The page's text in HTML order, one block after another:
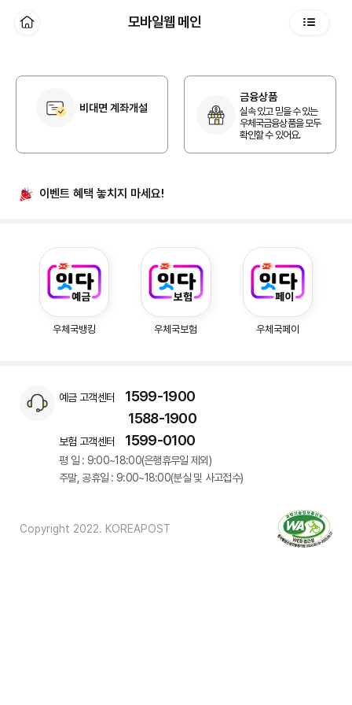
모바일웹 메인
비대면 계좌개설
금융상품
실속 있고 믿을 수 있는
우체국금융상품을 모두
확인할 수 있어요.
이벤트 혜택 놓치지 마세요!
우체국뱅킹 우체국보험 우체국페이
예금 고객센터
1599-1900
1588-1900
보험 고객센터 1599-0100
평 일 : 9:00~18:00(은행휴무일 제외)
주말, 공휴일 : 9:00~18:00(분실 및 사고접수)
Copyright 2022. KOREAPOST